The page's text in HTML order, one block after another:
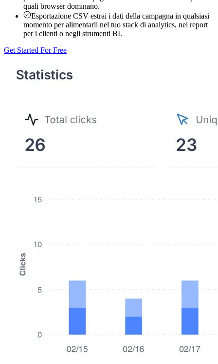
quali browser dominano.
Esportazione CSV estrai i dati della campagna in qualsiasi
momento per alimentarli nel tuo stack di analytics, nei report
per i clienti o negli strumenti BI.
Get Started For Free